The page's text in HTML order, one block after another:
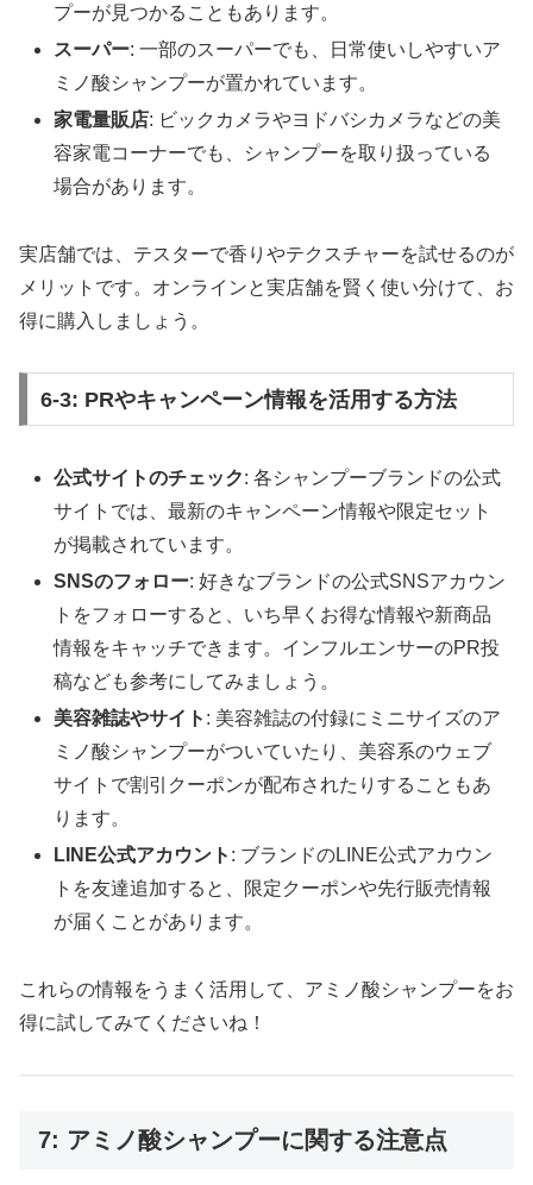
プーが見つかることもあります。
スーパー: 一部のスーパーでも、日常使いしやすいア
ミノ酸シャンプーが置かれています。
家電量販店: ビックカメラやヨドバシカメラなどの美
容家電コーナーでも、シャンプーを取り扱っている
場合があります。
実店舗では、テスターで香りやテクスチャーを試せるのが
メリットです。オンラインと実店舗を賢く使い分けて、お
得に購入しましょう。
6-3: PRやキャンペーン情報を活用する方法
公式サイトのチェック: 各シャンプーブランドの公式
サイトでは、最新のキャンペーン情報や限定セット
が掲載されています。
SNSのフォロー: 好きなブランドの公式SNSアカウン
トをフォローすると、いち早くお得な情報や新商品
情報をキャッチできます。インフルエンサーのPR投
稿なども参考にしてみましょう。
美容雑誌やサイト : 美容雑誌の付録にミニサイズのア
ミノ酸シャンプーがついていたり、美容系のウェブ
サイトで割引クーポンが配布されたりすることもあ
ります。
LINE公式アカウント : ブランドのLINE公式アカウン
トを友達追加すると、限定クーポンや先行販売情報
が届くことがあります。
これらの情報をうまく活用して、アミノ酸シャンプーをお
得に試してみてくださいね！
7: アミノ酸シャンプーに関する注意点